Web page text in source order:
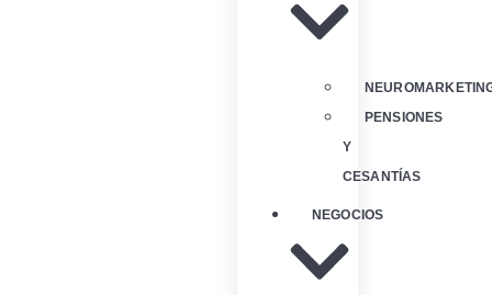
PENSIONES
Y
CESANTÍAS
NEGOCIOS